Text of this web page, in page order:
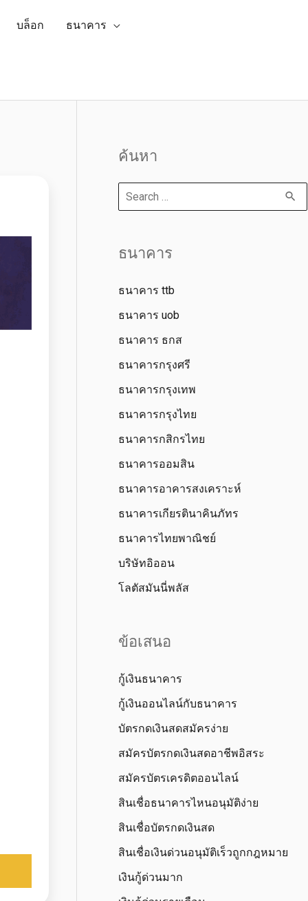
บล็อก ธนาคาร
ค้นหา
ธนาคาร
ธนาคาร ttb
ธนาคาร uob
ธนาคาร ธกส
ธนาคารกรุงศรี
ธนาคารกรุงเทพ
ธนาคารกรุงไทย
ธนาคารกสิกรไทย
ธนาคารออมสิน
ธนาคารอาคารสงเคราะห์
ธนาคารเกียรตินาคินภัทร
ธนาคารไทยพาณิชย์
บริษัทอิออน
โลตัสมันนี่พลัส
ข้อเสนอ
กู้เงินธนาคาร
กู้เงินออนไลน์กับธนาคาร
บัตรกดเงินสดสมัครง่าย
สมัครบัตรกดเงินสดอาชีพอิสระ
สมัครบัตรเครดิตออนไลน์
สินเชื่อธนาคารไหนอนุมัติง่าย
สินเชื่อบัตรกดเงินสด
สินเชื่อเงินด่วนอนุมัติเร็วถูกกฎหมาย
เงินกู้ด่วนมาก